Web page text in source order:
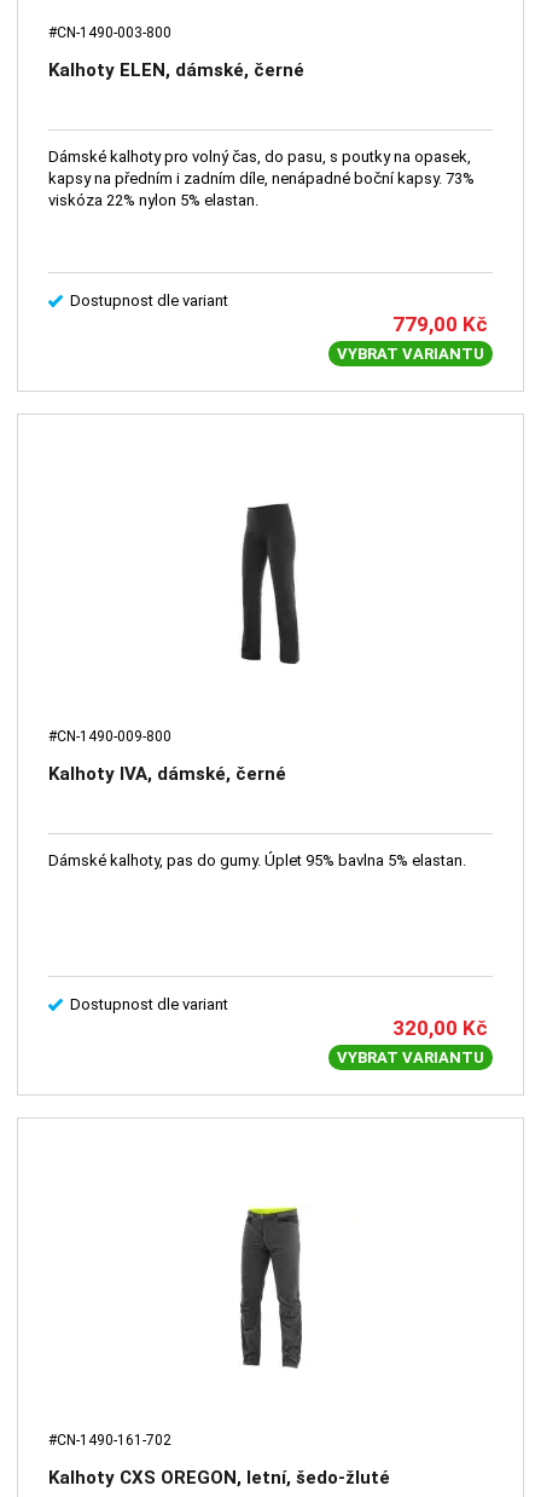
#CN-1490-003-800
Kalhoty ELEN, dámské, černé
Dámské kalhoty pro volný čas, do pasu, s poutky na opasek,
kapsy na předním i zadním díle, nenápadné boční kapsy. 73%
viskóza 22% nylon 5% elastan.
Dostupnost dle variant
779,00 Kč
VYBRAT VARIANTU
#CN-1490-009-800
Kalhoty IVA, dámské, černé
Dámské kalhoty, pas do gumy. Úplet 95% bavlna 5% elastan.
Dostupnost dle variant
320,00 Kč
VYBRAT VARIANTU
#CN-1490-161-702
Kalhoty CXS OREGON, letní, šedo-žluté